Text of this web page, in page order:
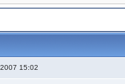
15:02